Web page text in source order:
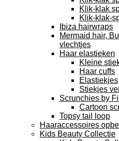
Klik-klak
Klik-klak-
Ibiza hairwraps
Mermaid hair,
vlechtjes
Haar elastieken
Kleine
Haar cuffs
Elastiekjes
Stiekjes
Scrunchies by
Cartoon
Topsy tail loop
Haaraccessoires
Kids Beauty Collectie